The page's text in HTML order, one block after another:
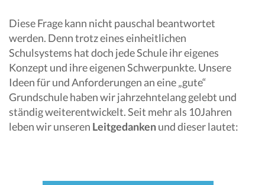
Diese Frage kann nicht pauschal beantwortet
werden. Denn trotz eines einheitlichen
Schulsystems hat doch jede Schule ihr eigenes
Konzept und ihre eigenen Schwerpunkte. Unsere
Ideen für und Anforderungen an eine „gute“
Grundschule haben wir jahrzehntelang gelebt und
ständig weiterentwickelt. Seit mehr als 10Jahren
leben wir unseren Leitgedankenund dieser lautet: